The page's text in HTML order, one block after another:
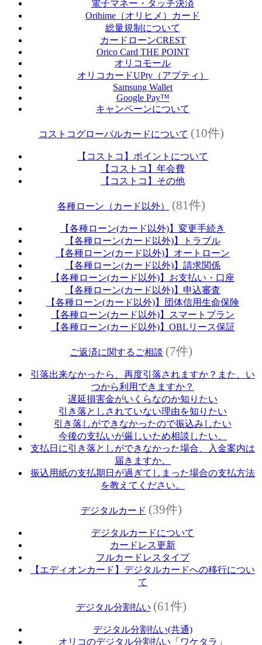
電子マネー・タッチ決済
Orihime（オリヒメ）カード
総量規制について
カードローンCREST
Orico Card THE POINT
オリコモール
オリコカードUPty（アプティ）
Samsung Wallet
Google Pay™
キャンペーンについて
コストコグローバルカードについて (10件)
【コストコ】ポイントについて
【コストコ】年会費
【コストコ】その他
各種ローン（カード以外） (81件)
【各種ローン(カード以外)】変更手続き
【各種ローン(カード以外)】トラブル
【各種ローン(カード以外)】オートローン
【各種ローン(カード以外)】請求関係
【各種ローン(カード以外)】お支払い・口座
【各種ローン(カード以外)】申込審査
【各種ローン(カード以外)】団体信用生命保険
【各種ローン(カード以外)】スマートプラン
【各種ローン(カード以外)】OBLリース保証
ご返済に関するご相談 (7件)
引落出来なかったら、再度引落されますか？また、い
つから利用できますか？
遅延損害金がいくらなのか知りたい
引き落としされていない理由を知りたい
引き落しができなかったので振込みしたい
今後の支払いが厳しいため相談したい。
支払日に引き落としができなかった場合、入金案内は
届きますか。
振込用紙の支払期日が過ぎてしまった場合の支払方法
を教えてください。
デジタルカード (39件)
デジタルカードについて
カードレス更新
フルカードレスタイプ
【エディオンカード】デジタルカードへの移行につい
て
デジタル分割払い (61件)
デジタル分割払い(共通)
オリコのデジタル分割払い「ワケタラ」